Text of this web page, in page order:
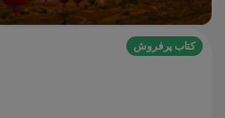
کتاب پرفروش